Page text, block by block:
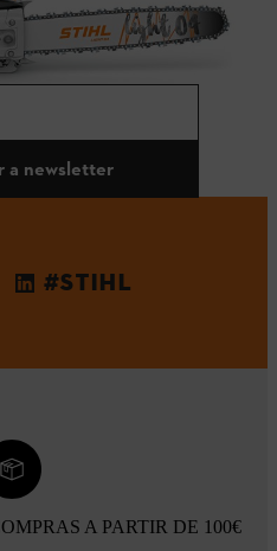
a newsletter
#STIHL
A PARTIR DE 100€